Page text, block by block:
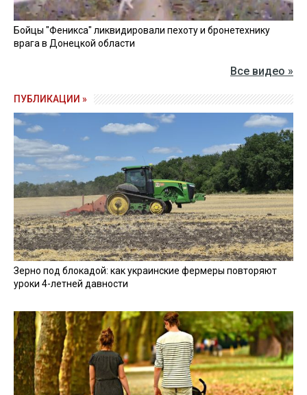
"Первое заседание должно было состояться в
пятницу. Врачи предоставили письменный ответ,
видеоконференции, ни лично прибыть в суд", —
заявил адвокат.
К судебному заседанию 22 апреля Галушкин
присоединился в онлайн-режиме.
Дело о ненадлежащей обороне Харьковщины
Напомним,20 января СБУ и ГБРзадержали трех
должностных лиц ВСУ, проваливших защиту
Харьковщины во время наступления РФ в мае 2024
года. Фигурантам грозит до 10 лет тюрьмы.
избрал меры пресечения экскомандующему ОТУ
"Харьков", бригадному генералу Юрию Галушкину и
бывшему командиру 415-го отдельного стрелкового
батальона 23-й отдельной механизированной
бригады Илье Лапину. Их подозревают в